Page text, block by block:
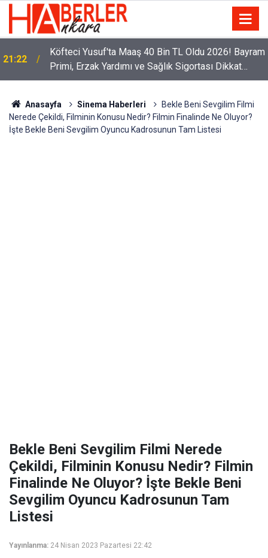
21:22
Köfteci Yusuf'ta Maaş 40 Bin TL Oldu 2026! Bayram
Primi, Erzak Yardımı ve Sağlık Sigortası Dikkat
Çekti
Anasayfa Sinema Haberleri
Bekle Beni Sevgilim Filmi
Nerede Çekildi, Filminin Konusu Nedir? Filmin Finalinde Ne Oluyor?
İşte Bekle Beni Sevgilim Oyuncu Kadrosunun Tam Listesi
Bekle Beni Sevgilim Filmi Nerede
Çekildi, Filminin Konusu Nedir? Filmin
Finalinde Ne Oluyor? İşte Bekle Beni
Sevgilim Oyuncu Kadrosunun Tam
Listesi
Yayınlanma: 24 Nisan 2023 Pazartesi 22:42